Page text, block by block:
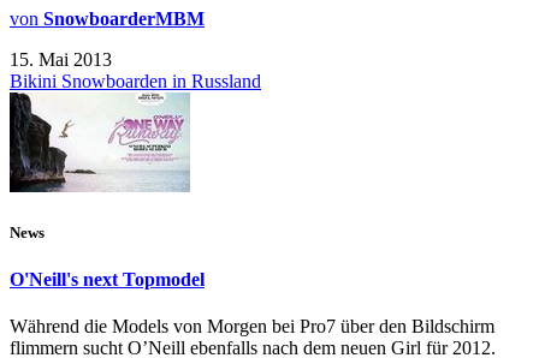
von SnowboarderMBM
15. Mai 2013
Bikini Snowboarden in Russland
News
O'Neill's next Topmodel
Während die Models von Morgen bei Pro7 über den Bildschirm
flimmern sucht O’Neill ebenfalls nach dem neuen Girl für 2012.